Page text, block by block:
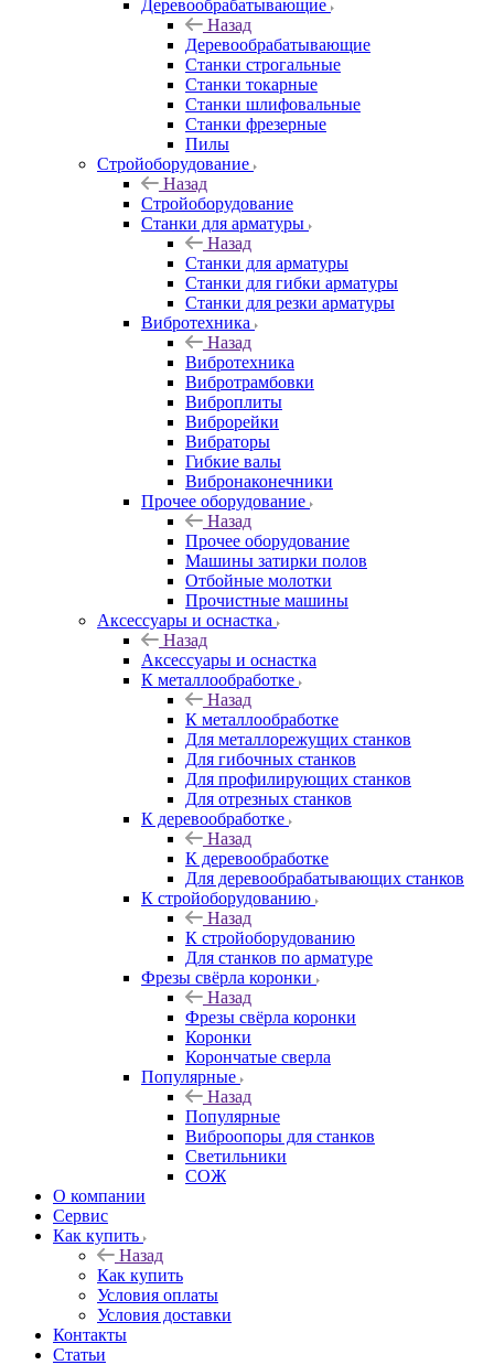
Деревообрабатывающие
Назад
Деревообрабатывающие
Станки строгальные
Станки токарные
Станки шлифовальные
Станки фрезерные
Пилы
Стройоборудование
Назад
Стройоборудование
Станки для арматуры
Назад
Станки для арматуры
Станки для гибки арматуры
Станки для резки арматуры
Вибротехника
Назад
Вибротехника
Вибротрамбовки
Виброплиты
Виброрейки
Вибраторы
Гибкие валы
Вибронаконечники
Прочее оборудование
Назад
Прочее оборудование
Машины затирки полов
Отбойные молотки
Прочистные машины
Аксeccyapы и оснастка
Назад
Аксeccyapы и оснастка
К металлообработке
Назад
К металлообработке
Для металлорежущих станков
Для гибочных станков
Для профилирующих станков
Для отрезных станков
К деревообработке
Назад
К деревообработке
Для деревообрабатывающих станков
К стройоборудованию
Назад
К стройоборудованию
Для станков по арматуре
Фрезы свёрла коронки
Назад
Фрезы свёрла коронки
Коронки
Корончатые сверла
Популярные
Назад
Популярные
Виброопоры для станков
Светильники
СОЖ
О компании
Сервис
Как купить
Назад
Как купить
Условия оплаты
Условия доставки
Контакты
Статьи